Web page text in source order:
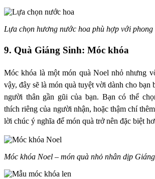
Lựa chọn hương nước hoa phù hợp với
9. Quà Giáng Sinh: Móc khóa
Móc khóa là một món quà Noel nhỏ nhưng
vậy, đây sẽ là món quà tuyệt vời dành cho bạn
người thân gần gũi của bạn. Bạn có thể
thích riêng của người nhận, hoặc thậm chí
lời chúc ý nghĩa để món quà trở nên đặc biệt
Móc khóa Noel – món quà nhỏ nhân dịp